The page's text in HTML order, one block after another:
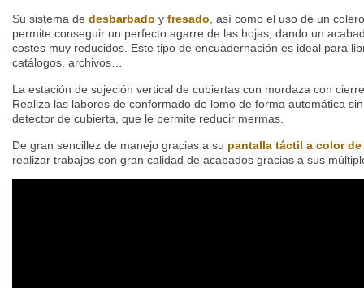
Su sistema de desbarbado y fresado, así como el uso de un
permite conseguir un perfecto agarre de las hojas, dando un
costes muy reducidos. Este tipo de encuadernación es ideal para
catálogos, archivos…
La estación de sujeción vertical de cubiertas con mordaza con
Realiza las labores de conformado de lomo de forma automática
detector de cubierta, que le permite reducir mermas.
De gran sencillez de manejo gracias a su pantalla táctil a color de
realizar trabajos con gran calidad de acabados gracias a sus